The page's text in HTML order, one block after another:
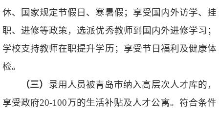
休、国家规定节假日、寒暑假；享受国内外访学、挂
职、进修等政策，选派优秀教师到国内外进修学习；
学校支持教师在职提升学历；享受节日福利及健康体
检。
（三） 录用人员被青岛市纳入高层次人才库的，
享受政府20-100万的生活补贴及人才公寓。符合条件